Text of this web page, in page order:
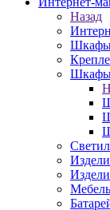
Назад
Шкафы
Шкафы